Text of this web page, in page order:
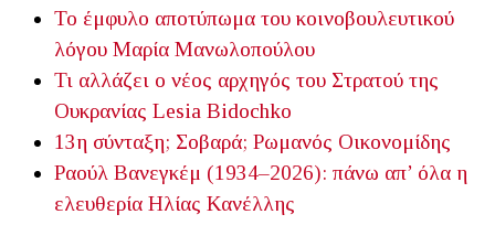
Το έμφυλο αποτύπωμα του κοινοβουλευτικού
λόγου Μαρία Μανωλοπούλου
Τι αλλάζει ο νέος αρχηγός του Στρατού της
Ουκρανίας Lesia Bidochko
13η σύνταξη; Σοβαρά; Ρωμανός Οικονομίδης
Ραούλ Βανεγκέμ (1934–2026): πάνω απ’ όλα η
ελευθερία Ηλίας Κανέλλης